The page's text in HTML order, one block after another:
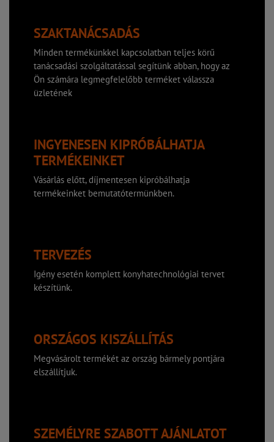
SZAKTANÁCSADÁS
Minden termékünkkel kapcsolatban teljes körű
tanácsadási szolgáltatással segítünk abban, hogy az
Ön számára legmegfelelőbb terméket válassza
üzletének
INGYENESEN KIPRÓBÁLHATJA
TERMÉKEINKET
Vásárlás előtt, díjmentesen kipróbálhatja
termékeinket bemutatótermünkben.
TERVEZÉS
Igény esetén komplett konyhatechnológiai tervet
készítünk.
ORSZÁGOS KISZÁLLÍTÁS
Megvásárolt termékét az ország bármely pontjára
elszállítjuk.
SZEMÉLYRE SZABOTT AJÁNLATOT